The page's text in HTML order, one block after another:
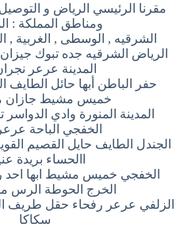
مقرنا الرئيسي الرياض و
ومناطق المملكة :
الشرقيه , الوسطى , الغربية ,
الرياض الشرقيه جده تبوك
المدينة عرعر
حفر الباطن أبها حائل الطايف
خميس مشيط جازان
المدينة المنورة وادي الدواسر
الخفجي الباحة
الجندل الطايف حايل القصيم
االحساء بريدة
الخفجي خميس مشيط ابها احد
الخرج الحوطة الرس
الزلفي عرعر رفحاء حقل طريف
سكاكا